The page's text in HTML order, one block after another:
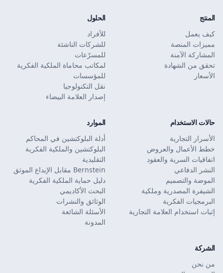
المنتج
كيف يعمل
مميزات المنصة
المشاركة الآمنة
تحقق من الشهادة
الأسعار
الحلول
للأفراد
للشركات الناشئة
للمسرّعات
لمكاتب محاماة الملكية الفكرية
للمؤسسات
نقل التكنولوجيا
إصدار العلامة البيضاء
حالات الاستخدام
الأسرار التجارية
خطط الأعمال والعروض
اتفاقيات السرية والعقود
النشر الدفاعي
الموضة والتصميم
الشيفرة المصدرية وملكية
البرمجيات الفكرية
إثبات استخدام العلامة التجارية
الموارد
أدلة البلوكتشين في المحاكم
البلوكتشين والملكية الفكرية
التقليدية
Bernstein مقابل الإيداع الموثق
دليل حماية الملكية الفكرية
البحث الأكاديمي
الوثائق والنشرات
الأسئلة الشائعة
المدونة
الشركة
من نحن